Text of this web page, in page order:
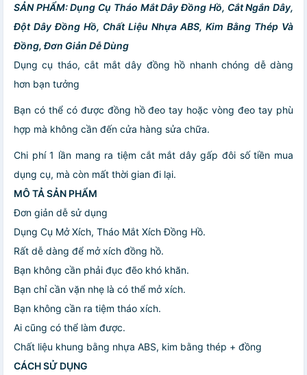
SẢN PHẨM: Dụng Cụ Tháo Mắt Dây Đồng Hồ, Cắt Ngắn Dây,
Đột Dây Đồng Hồ, Chất Liệu Nhựa ABS, Kim Bằng Thép Và
Đồng, Đơn Giản Dễ Dùng
Dụng cụ tháo, cắt mắt dây đồng hồ nhanh chóng dễ dàng
hơn bạn tưởng
Bạn có thể có được đồng hồ đeo tay hoặc vòng đeo tay phù
hợp mà không cần đến cửa hàng sửa chữa.
Chi phí 1 lần mang ra tiệm cắt mắt dây gấp đôi số tiền mua
dụng cụ, mà còn mất thời gian đi lại.
MÔ TẢ SẢN PHẨM
Đơn giản dễ sử dụng
Dụng Cụ Mở Xích, Tháo Mắt Xích Đồng Hồ.
Rất dễ dàng để mở xích đồng hồ.
Bạn không cần phải đục đẽo khó khăn.
Bạn chỉ cần vặn nhẹ là có thể mở xích.
Bạn không cần ra tiệm tháo xích.
Ai cũng có thể làm được.
Chất liệu khung bằng nhựa ABS, kim bằng thép + đồng
CÁCH SỬ DỤNG